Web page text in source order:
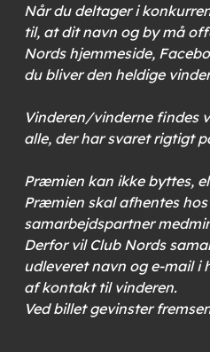
Når du deltager i
til, at dit navn og by må
Nords hjemmeside,
du bliver den heldige
Vinderen/vinderne findes
alle, der har svaret rigtigt
Præmien kan ikke byttes,
Præmien skal afhentes
samarbejdspartner
Derfor vil Club Nords
udleveret navn og e-mail i
af kontakt til vinderen.
Ved billet gevinster